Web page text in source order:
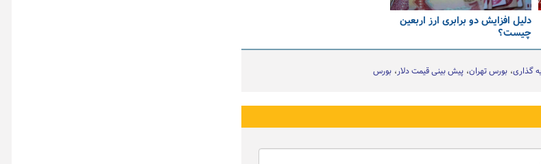
دلیل افزایش دو برابری ارز اربعین
چیست؟
گذاری بورس تهران پیش بینی قیمت دلار بورس